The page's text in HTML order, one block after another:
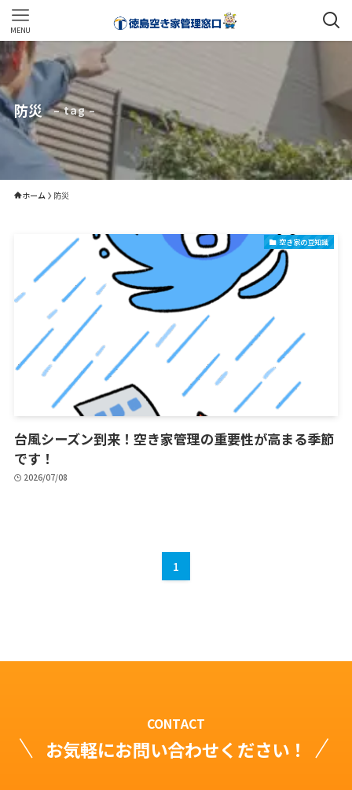
MENU
防災 – tag –
ホーム 防災
空き家の豆知識
台風シーズン到来！空き家管理の重要性が高まる季節
です！
2026/07/08
1
CONTACT
お気軽にお問い合わせください！